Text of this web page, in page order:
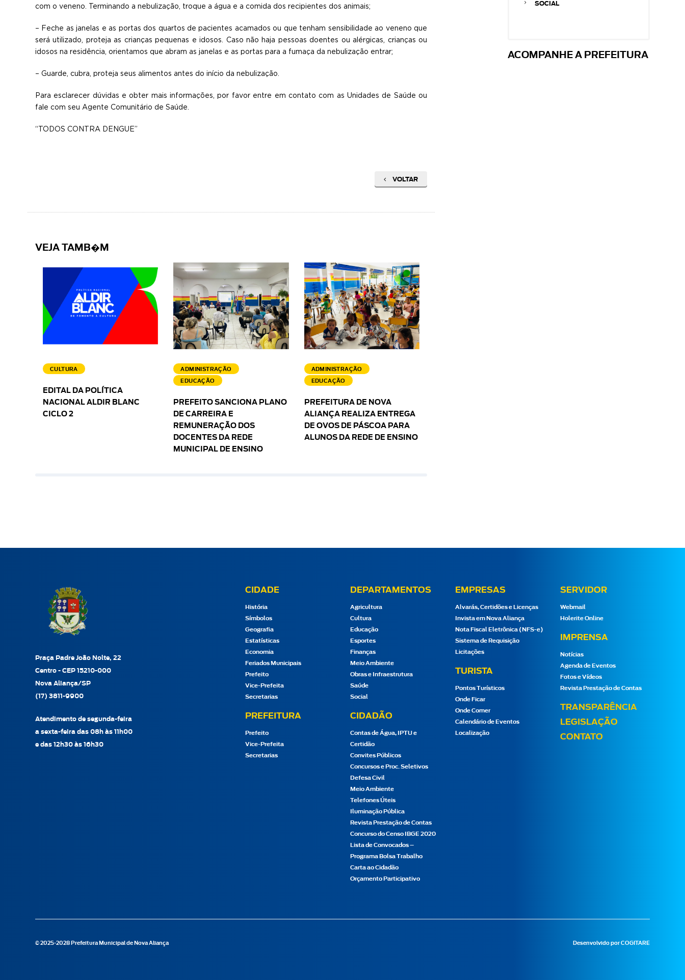
com o veneno. Terminando a nebulização, troque a água e a comida dos recipientes dos animais;
– Feche as janelas e as portas dos quartos de pacientes acamados ou que tenham sensibilidade ao veneno que
será utilizado, proteja as crianças pequenas e idosos. Caso não haja pessoas doentes ou alérgicas, crianças ou
idosos na residência, orientamos que abram as janelas e as portas para a fumaça da nebulização entrar;
– Guarde, cubra, proteja seus alimentos antes do início da nebulização.
Para esclarecer dúvidas e obter mais informações, por favor entre em contato com as Unidades de Saúde ou
fale com seu Agente Comunitário de Saúde.
“TODOS CONTRA DENGUE”
VOLTAR
VEJA TAMB�M
CULTURA
EDITAL DA POLÍTICA
NACIONAL ALDIR BLANC
CICLO 2
ADMINISTRAÇÃO
EDUCAÇÃO
PREFEITO SANCIONA PLANO
DE CARREIRA E
REMUNERAÇÃO DOS
DOCENTES DA REDE
MUNICIPAL DE ENSINO
ADMINISTRAÇÃO
EDUCAÇÃO
PREFEITURA DE NOVA
ALIANÇA REALIZA ENTREGA
DE OVOS DE PÁSCOA PARA
ALUNOS DA REDE DE ENSINO
SOCIAL
ACOMPANHE A PREFEITURA
Praça Padre João Nolte, 22
Centro - CEP 15210-000
Nova Aliança/SP
(17) 3811-9900
Atendimento de segunda-feira
a sexta-feira das 08h às 11h00
e das 12h30 às 16h30
CIDADE
História
Símbolos
Geografia
Estatísticas
Economia
Feriados Municipais
Prefeito
Vice-Prefeita
Secretarias
PREFEITURA
Prefeito
Vice-Prefeita
Secretarias
DEPARTAMENTOS
Agricultura
Cultura
Educação
Esportes
Finanças
Meio Ambiente
Obras e Infraestrutura
Saúde
Social
CIDADÃO
Contas de Água, IPTU e
Certidão
Convites Públicos
Concursos e Proc. Seletivos
Defesa Civil
Meio Ambiente
Telefones Úteis
Iluminação Pública
Revista Prestação de Contas
Concurso do Censo IBGE 2020
Lista de Convocados –
Programa Bolsa Trabalho
Carta ao Cidadão
Orçamento Participativo
EMPRESAS
Alvarás, Certidões e Licenças
Invista em Nova Aliança
Nota Fiscal Eletrônica (NFS-e)
Sistema de Requisição
Licitações
TURISTA
Pontos Turísticos
Onde Ficar
Onde Comer
Calendário de Eventos
Localização
SERVIDOR
Webmail
Holerite Online
IMPRENSA
Notícias
Agenda de Eventos
Fotos e Vídeos
Revista Prestação de Contas
TRANSPARÊNCIA
LEGISLAÇÃO
CONTATO
© 2025-2028 Prefeitura Municipal de Nova Aliança Desenvolvido por COGITARE